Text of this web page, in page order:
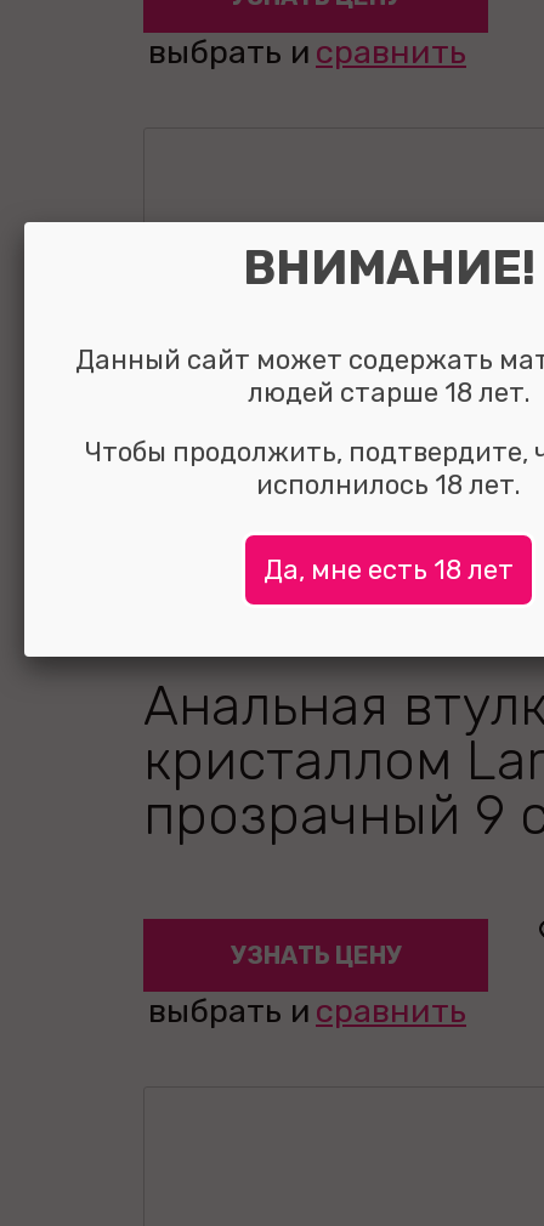
выбрать и сравнить
Анальная
кристаллом
прозрачный 9
УЗНАТЬ ЦЕНУ
выбрать и сравнить
ВНИМАНИЕ!
Данный сайт может содержать
людей старше 18 лет.
Чтобы продолжить, подтвердите,
исполнилось 18 лет.
Да, мне есть 18 лет